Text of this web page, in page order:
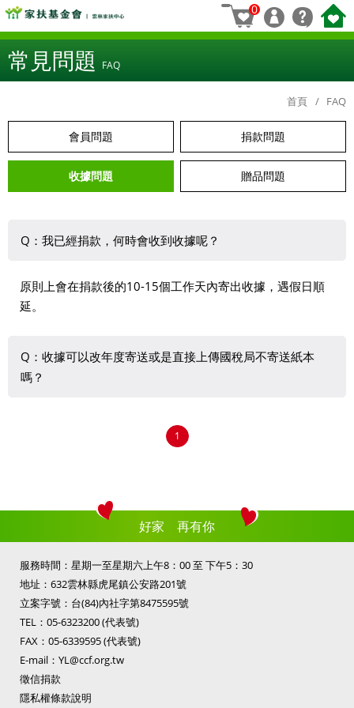
0
常見問題 FAQ
首頁 FAQ
會員問題 捐款問題
收據問題 贈品問題
Q：我已經捐款，何時會收到收據呢？
原則上會在捐款後的10-15個工作天內寄出收據，遇假日順
延。
Q：收據可以改年度寄送或是直接上傳國稅局不寄送紙本
嗎？
若您是會員，可直接在會員基本資料維護中修改。若您非會
員而想更改收據寄送方式請來電05-6323200 出納 陳小姐查
1
好家 再有你
服務時間：星期一至星期六上午8：00 至 下午5：30
地址：632雲林縣虎尾鎮公安路201號
立案字號：台(84)內社字第8475595號
TEL： 05-6323200(代表號)
FAX：05-6339595 (代表號)
E-mail： YL@ccf.org.tw
徵信捐款
隱私權條款說明